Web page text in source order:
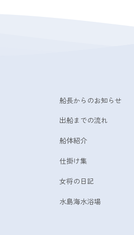
船長からのお知らせ
出船までの流れ
船体紹介
仕掛け集
女将の日記
水島海水浴場